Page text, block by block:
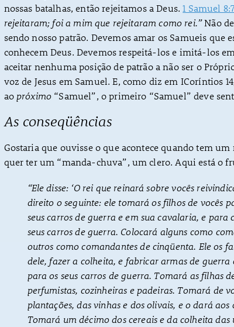
nossas batalhas, então rejeitamos a Deus.1 Samuel 8:7
rejeitaram; foi a mim que rejeitaram como rei.”Não
sendo nosso patrão. Devemos amar os Samueis que
conhecem Deus. Devemos respeitá-los e imitá-los
aceitar nenhuma posição de patrão a não ser o
voz de Jesus em Samuel. E, como diz em ICoríntios
aopróximo “Samuel”, o primeiro “Samuel” deve
As conseqüências
Gostaria que ouvisse o que acontece quando tem
quer ter um “manda-chuva”, um clero. Aqui está o
“Ele disse: ‘O rei que reinará sobre vocês
direito o seguinte: ele tomará os filhos de vocês
seus carros de guerra e em sua cavalaria, e para
seus carros de guerra. Colocará alguns como
outros como comandantes de cinqüenta. Ele os
dele, fazer a colheita, e fabricar armas de guerra
para os seus carros de guerra. Tomará as filhas
perfumistas, cozinheiras e padeiras. Tomará de
plantações, das vinhas e dos olivais, e o dará aos
Tomará um décimo dos cereais e da colheita das